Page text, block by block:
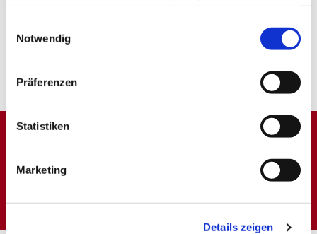
Notwendig
Präferenzen
Statistiken
Marketing
Details zeigen